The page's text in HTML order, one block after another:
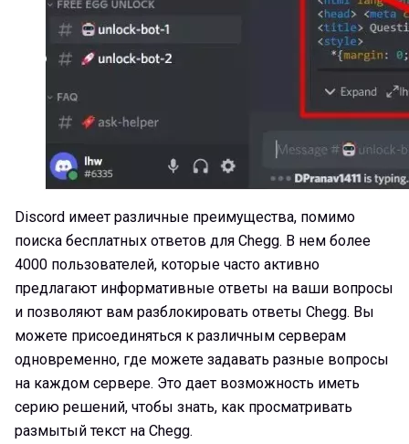
Discord имеет различные преимущества, помимо
поиска бесплатных ответов для Chegg. В нем более
4000 пользователей, которые часто активно
предлагают информативные ответы на ваши вопросы
и позволяют вам разблокировать ответы Chegg. Вы
можете присоединяться к различным серверам
одновременно, где можете задавать разные вопросы
на каждом сервере. Это дает возможность иметь
серию решений, чтобы знать, как просматривать
размытый текст на Chegg.